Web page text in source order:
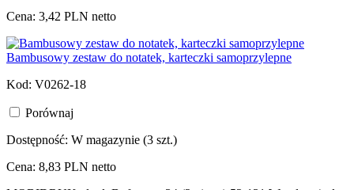
Cena: 3,42 PLN netto
Bambusowy zestaw do notatek, karteczki samoprzylepne
Kod: V0262-18
Porównaj
Dostępność: W magazynie (3 szt.)
Cena: 8,83 PLN netto